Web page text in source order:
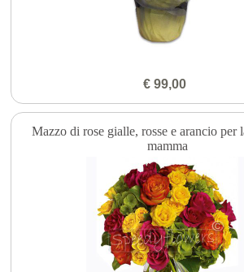
€ 99,00
Mazzo di rose gialle, rosse e arancio per
mamma